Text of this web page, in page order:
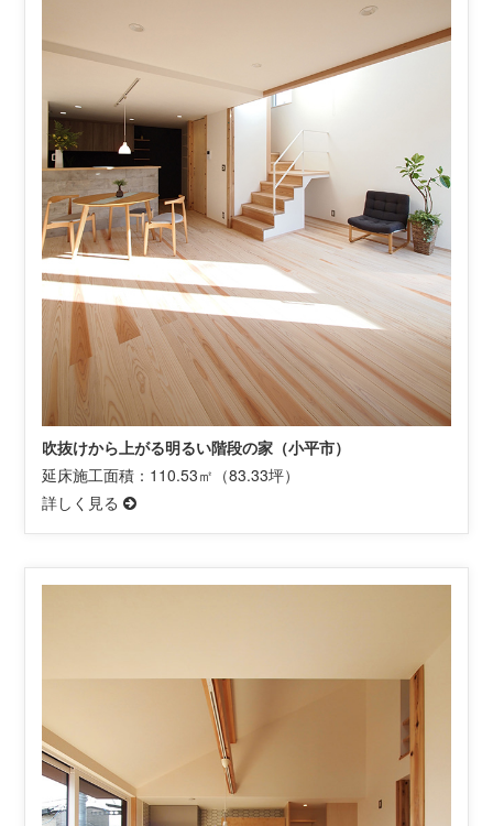
吹抜けから上がる明るい階段の家（小平市）
延床施工面積：110.53㎡（83.33坪）
詳しく見る